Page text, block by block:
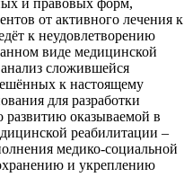
и правовых форм,
от активного лечения к
к неудовлетворению
виде медицинской
сложившейся
к настоящему
для разработки
развитию оказываемой в
реабилитации –
медико-социальной
и укреплению